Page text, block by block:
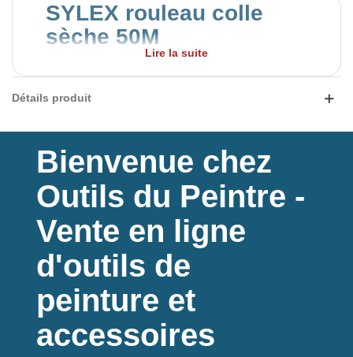
SYLEX rouleau colle
sèche 50M
indispensable pour la pose derevêtements PVC,
notamment lors de remontées de plinthes ou de travaux
un collage solide et durable tout en restant discrète
Caractéristiques
principales
✅ Tack fort et immédiat
✅ Ouverture au trafic immédiate
✅ Trame transparente pour un résultat esthétique
✅ Pose facile et rapide
✅ Papier résistant à la déchirure
✅ Pas de surépaisseur, finition parfaite
Bénéfices client
Lire la suite
Détails produit
Bienvenue chez
Outils du Peintre -
Vente en ligne
d'outils de
peinture et
accessoires